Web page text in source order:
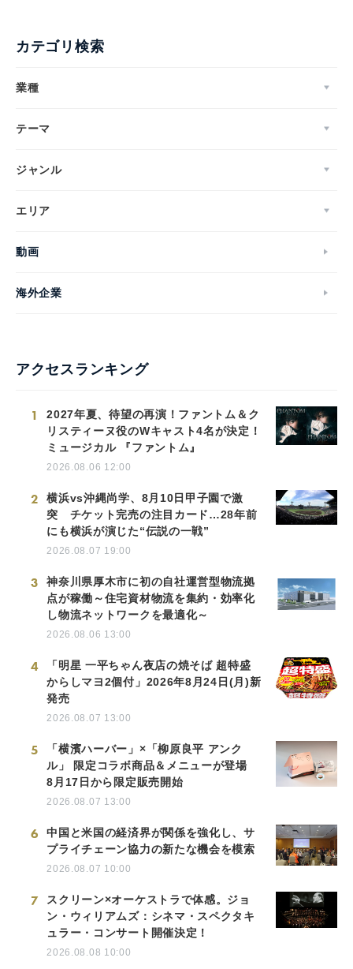
カテゴリ検索
業種
テーマ
ジャンル
エリア
動画
海外企業
アクセスランキング
1
2027年夏、待望の再演！ファントム＆ク
リスティーヌ役のWキャスト4名が決定！
ミュージカル 『ファントム』
2026.08.06 12:00
2
横浜vs沖縄尚学、8月10日甲子園で激
突 チケット完売の注目カード…28年前
にも横浜が演じた“伝説の一戦”
2026.08.07 19:00
3
神奈川県厚木市に初の自社運営型物流拠
点が稼働～住宅資材物流を集約・効率化
し物流ネットワークを最適化～
2026.08.06 13:00
4
「明星 一平ちゃん夜店の焼そば 超特盛
からしマヨ2個付」2026年8月24日(月)新
発売
2026.08.07 13:00
5
「横濱ハーバー」×「柳原良平 アンク
ル」 限定コラボ商品＆メニューが登場
8月17日から限定販売開始
2026.08.07 13:00
6
中国と米国の経済界が関係を強化し、サ
プライチェーン協力の新たな機会を模索
2026.08.07 10:00
7
スクリーン×オーケストラで体感。ジョ
ン・ウィリアムズ：シネマ・スペクタキ
ュラー・コンサート開催決定！
2026.08.08 10:00